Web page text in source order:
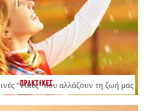
ΠΡΑΚΤΙΚΕΣ
“νίκες” που αλλάζουν τη ζωή μας